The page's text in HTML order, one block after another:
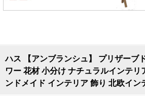
ハス 【アンブランシュ】 プリザーブ
ワー 花材 小分け ナチュラルインテリ
ンドメイド インテリア 飾り 北欧イン